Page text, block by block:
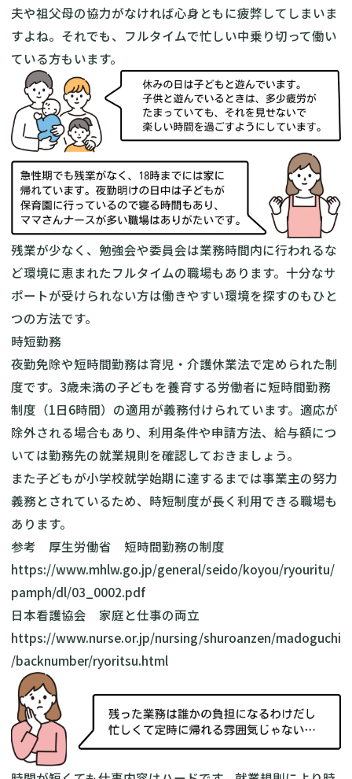
夫や祖父母の協力がなければ心身ともに疲弊してしまいま
すよね。それでも、フルタイムで忙しい中乗り切って働い
ている方もいます。
残業が少なく、勉強会や委員会は業務時間内に行われるな
ど環境に恵まれたフルタイムの職場もあります。十分なサ
ポートが受けられない方は働きやすい環境を探すのもひと
つの方法です。
時短勤務
夜勤免除や短時間勤務は育児・介護休業法で定められた制
度です。3歳未満の子どもを養育する労働者に短時間勤務
制度（1日6時間）の適用が義務付けられています。適応が
除外される場合もあり、利用条件や申請方法、給与額につ
いては勤務先の就業規則を確認しておきましょう。
また子どもが小学校就学始期に達するまでは事業主の努力
義務とされているため、時短制度が長く利用できる職場も
あります。
参考 厚生労働省 短時間勤務の制度
https://www.mhlw.go.jp/general/seido/koyou/ryouritu/
pamph/dl/03_0002.pdf
日本看護協会 家庭と仕事の両立
https://www.nurse.or.jp/nursing/shuroanzen/madoguchi
/backnumber/ryoritsu.html